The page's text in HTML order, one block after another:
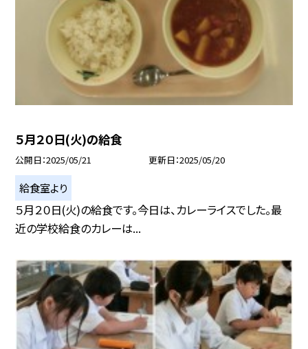
５月２０日(火)の給食
公開日 2025/05/21 更新日 2025/05/20
給食室より
５月２０日(火)の給食です。今日は、カレーライスでした。最
近の学校給食のカレーは...